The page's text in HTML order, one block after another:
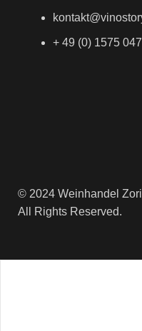
+ 49 (0) 1575
© 2024 Weinhandel
All Rights Reserved.